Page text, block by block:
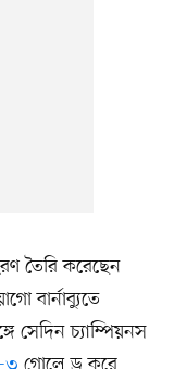
তৈরি করেছেন
বার্নাব্যুতে
সেদিন চ্যাম্পিয়নস